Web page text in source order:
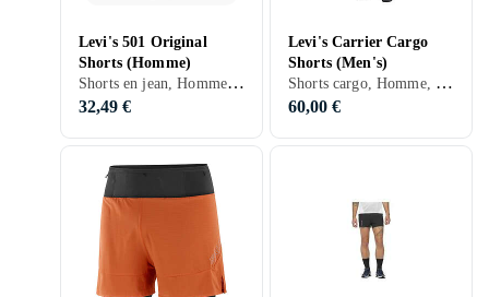
Levi's 501 Original
Shorts (Homme)
Shorts en jean, Homme, S, M, L, Noir, Blanc, Gris, Marron, Bleu, Rouge, Vert, Beige, Rose, Violet
32,49 €
Levi's Carrier Cargo
Shorts (Men's)
Shorts cargo, Homme, S, XL, Noir, Gris, Marron, Bleu, Or, Vert, Beige, Kaki
60,00 €